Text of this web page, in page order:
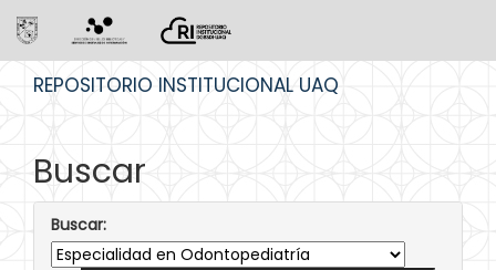
REPOSITORIO INSTITUCIONAL UAQ
Buscar
Buscar: